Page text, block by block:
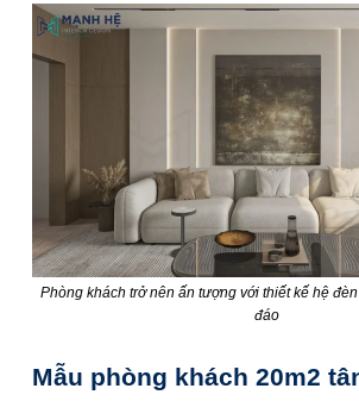
Phòng khách trở nên ấn tượng với thiết kế hệ
đáo
Mẫu phòng khách 20m2